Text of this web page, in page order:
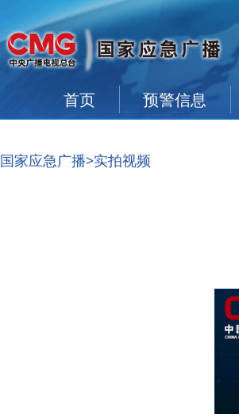
首页 预警信息
国家应急广播>实拍视频